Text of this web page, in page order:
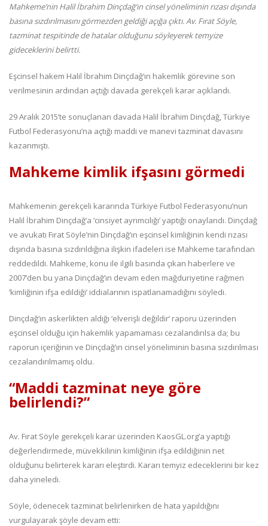
Mahkeme’nin Halil İbrahim Dinçdağ’ın cinsel yöneliminin rızası dışında
basına sızdırılmasını görmezden geldiği açığa çıktı. Av. Fırat Söyle,
tazminat tespitinde de hatalar olduğunu söyleyerek temyize
gideceklerini belirtti.
Eşcinsel hakem Halil İbrahim Dinçdağ’ın hakemlik görevine son
verilmesinin ardından açtığı davada gerekçeli karar açıklandı.
29 Aralık 2015’te sonuçlanan davada Halil İbrahim Dinçdağ, Türkiye
Futbol Federasyonu’na açtığı maddi ve manevi tazminat davasını
kazanmıştı.
Mahkeme kimlik ifşasını görmedi
Mahkemenin gerekçeli kararında Türkiye Futbol Federasyonu’nun
Halil İbrahim Dinçdağ’a ‘cinsiyet ayrımcılığı’ yaptığı onaylandı. Dinçdağ
ve avukatı Fırat Söyle’nin Dinçdağ’ın eşcinsel kimliğinin kendi rızası
dışında basına sızdırıldığına ilişkin ifadeleri ise Mahkeme tarafından
reddedildi. Mahkeme, konu ile ilgili basında çıkan haberlere ve
2007’den bu yana Dinçdağ’ın devam eden mağduriyetine rağmen
‘kimliğinin ifşa edildiği’ iddialarının ispatlanamadığını söyledi.
Dinçdağ’ın askerlikten aldığı ‘elverişli değildir’ raporu üzerinden
eşcinsel olduğu için hakemlik yapamaması cezalandırılsa da; bu
raporun içeriğinin ve Dinçdağ’ın cinsel yöneliminin basına sızdırılması
cezalandırılmamış oldu.
“Maddi tazminat neye göre
belirlendi?”
Av. Fırat Söyle gerekçeli karar üzerinden KaosGL.org’a yaptığı
değerlendirmede, müvekkilinin kimliğinin ifşa edildiğinin net
olduğunu belirterek kararı eleştirdi. Kararı temyiz edeceklerini bir kez
daha yineledi.
Söyle, ödenecek tazminat belirlenirken de hata yapıldığını
vurgulayarak şöyle devam etti: